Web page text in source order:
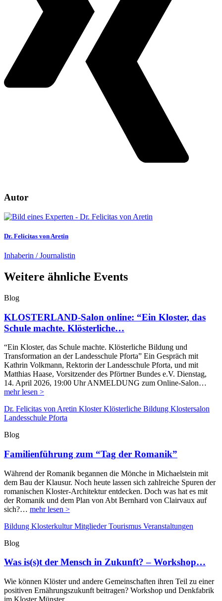
Autor
Dr. Felicitas von Aretin
Inhaberin / Journalistin
Weitere ähnliche Events
Blog
KLOSTERLAND-Salon online: “Ein Kloster, das
Schule machte. Klösterliche…
“Ein Kloster, das Schule machte. Klösterliche Bildung und
Transformation an der Landesschule Pforta” Ein Gespräch mit
Kathrin Volkmann, Rektorin der Landesschule Pforta, und mit
Matthias Haase, Vorsitzender des Pförtner Bundes e.V. Dienstag,
14. April 2026, 19:00 Uhr ANMELDUNG zum Online-Salon…
mehr lesen >
Dr. Felicitas von Aretin KlosterKlösterliche Bildung Klostersalon
Landesschule Pforta
Blog
Familienführung zum “Tag der Romanik”
Während der Romanik begannen die Mönche in Michaelstein mit
dem Bau der Klausur. Noch heute lassen sich zahlreiche Spuren der
romanischen Kloster-Architektur entdecken. Doch was hat es mit
der Romanik und dem Plan von Abt Bernhard von Clairvaux auf
sich?… mehr lesen >
Bildung KlosterkulturMitgliederTourismus Veranstaltungen
Blog
Was is(s)t der Mensch in Zukunft? – Workshop…
Wie können Klöster und andere Gemeinschaften ihren Teil zu einer
positiven Ernährungszukunft beitragen? Workshop und Denkfabrik